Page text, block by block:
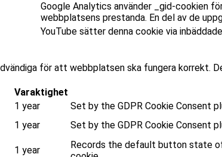
Google Analytics använder _gid-cookien
webbplatsens prestanda. En del av de
YouTube sätter denna cookie via
för att webbplatsen ska fungera
Varaktighet
1 year
Set by the GDPR Cookie Consent
1 year Set by the GDPR Cookie Consent
1 year
Records the default button state